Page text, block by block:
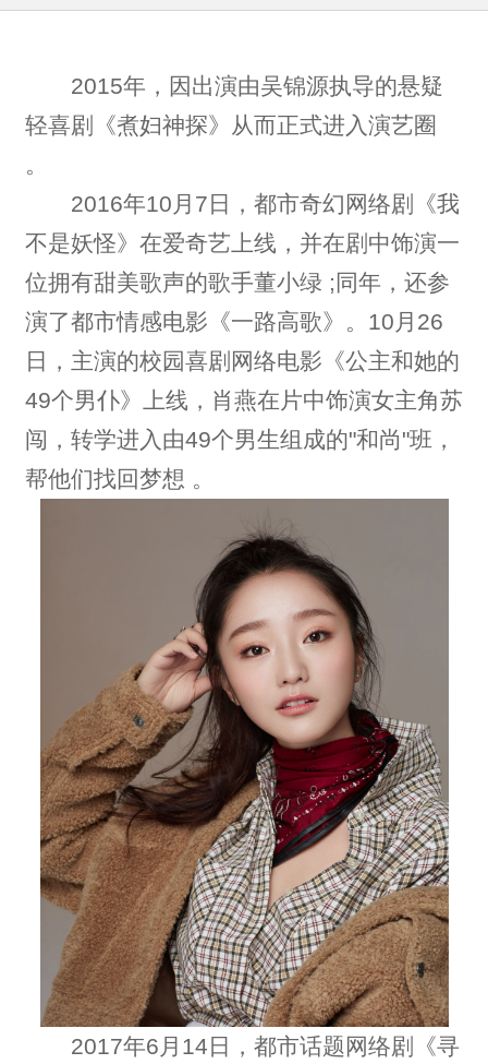
2015年，因出演由吴锦源执导的悬疑
轻喜剧《煮妇神探》从而正式进入演艺圈
。
2016年10月7日，都市奇幻网络剧《我
不是妖怪》在爱奇艺上线，并在剧中饰演一
位拥有甜美歌声的歌手董小绿 ;同年，还参
演了都市情感电影《一路高歌》。10月26
日，主演的校园喜剧网络电影《公主和她的
49个男仆》上线，肖燕在片中饰演女主角苏
闯，转学进入由49个男生组成的"和尚"班，
帮他们找回梦想 。
2017年6月14日，都市话题网络剧《寻